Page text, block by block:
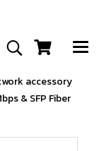
accessory
& SFP Fiber